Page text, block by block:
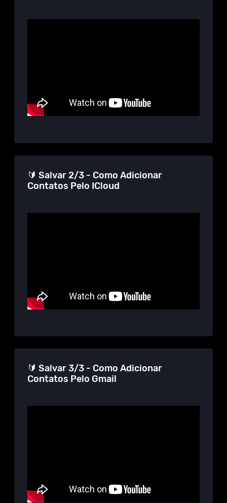
🔰 Salvar 2/3 - Como Adicionar
Contatos Pelo ICloud
🔰 Salvar 3/3 - Como Adicionar
Contatos Pelo Gmail